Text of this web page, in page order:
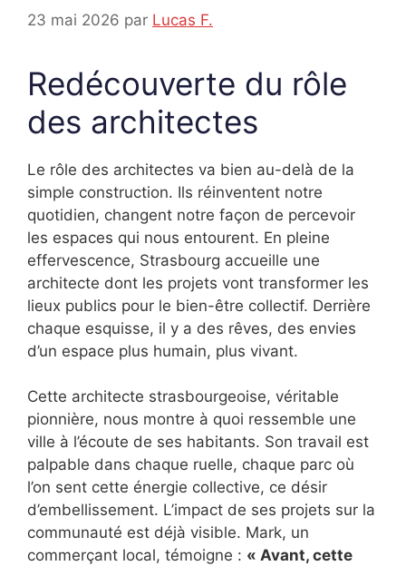
23 mai 2026 par Lucas F.
Redécouverte du rôle
des architectes
Le rôle des architectes va bien au-delà de la
simple construction. Ils réinventent notre
quotidien, changent notre façon de percevoir
les espaces qui nous entourent. En pleine
effervescence, Strasbourg accueille une
architecte dont les projets vont transformer les
lieux publics pour le bien-être collectif. Derrière
chaque esquisse, il y a des rêves, des envies
d’un espace plus humain, plus vivant.
Cette architecte strasbourgeoise, véritable
pionnière, nous montre à quoi ressemble une
ville à l’écoute de ses habitants. Son travail est
palpable dans chaque ruelle, chaque parc où
l’on sent cette énergie collective, ce désir
d’embellissement. L’impact de ses projets sur la
communauté est déjà visible. Mark, un
commerçant local, témoigne : « Avant, cette